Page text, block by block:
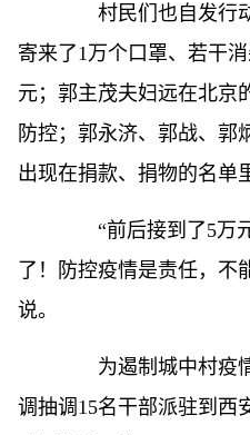
村民们也自发行动
寄来了1万个口罩、若干
元；郭主茂夫妇远在北京
防控；郭永济、郭战、
出现在捐款、捐物的名单
“前后接到了5万元
了！防控疫情是责任，不
说。
为遏制城中村疫情
调抽调15名干部派驻到西